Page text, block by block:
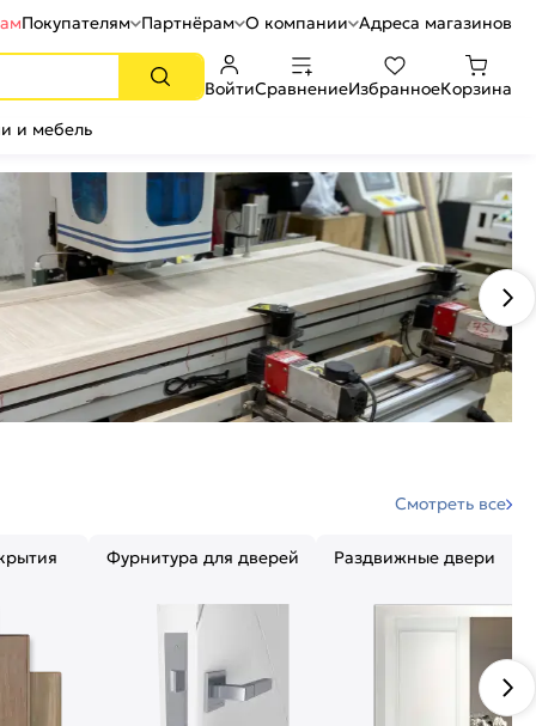
Покупателям Партнёрам О компании Адреса магазинов
ВойтиСравнениеИзбранноеКорзина
и мебель
Смотреть все
Фурнитура для дверей Раздвижные двери